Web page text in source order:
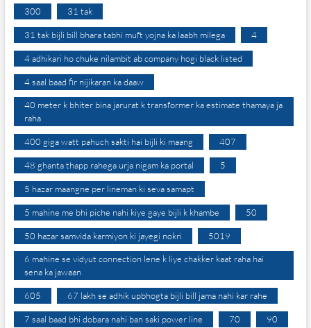
300 31 tak
31 tak bijli bill bhara tabhi muft yojna ka laabh milega 4
4 adhikari ho chuke nilambit ab company hogi black listed
4 saal baad fir nijikaran ka daaw
40 meter k bhiter bina jarurat k transformer ka estimate thamaya ja
raha
400 giga watt pahuch sakti hai bijli ki maang 407
48 ghanta thapp rahega urja nigam ka portal 5
5 hazar maangne per lineman ki seva samapt
5 mahine me bhi piche nahi kiye gaye bijli k khambe 50
50 hazar samvida karmiyon ki jayegi nokri 5019
6 mahine se vidyut connection lene k liye chakker kaat raha hai
sena ka jawaan
605 67 lakh se adhik upbhogta bijli bill jama nahi kar rahe
7 saal baad bhi dobara nahi ban saki power line 70 90